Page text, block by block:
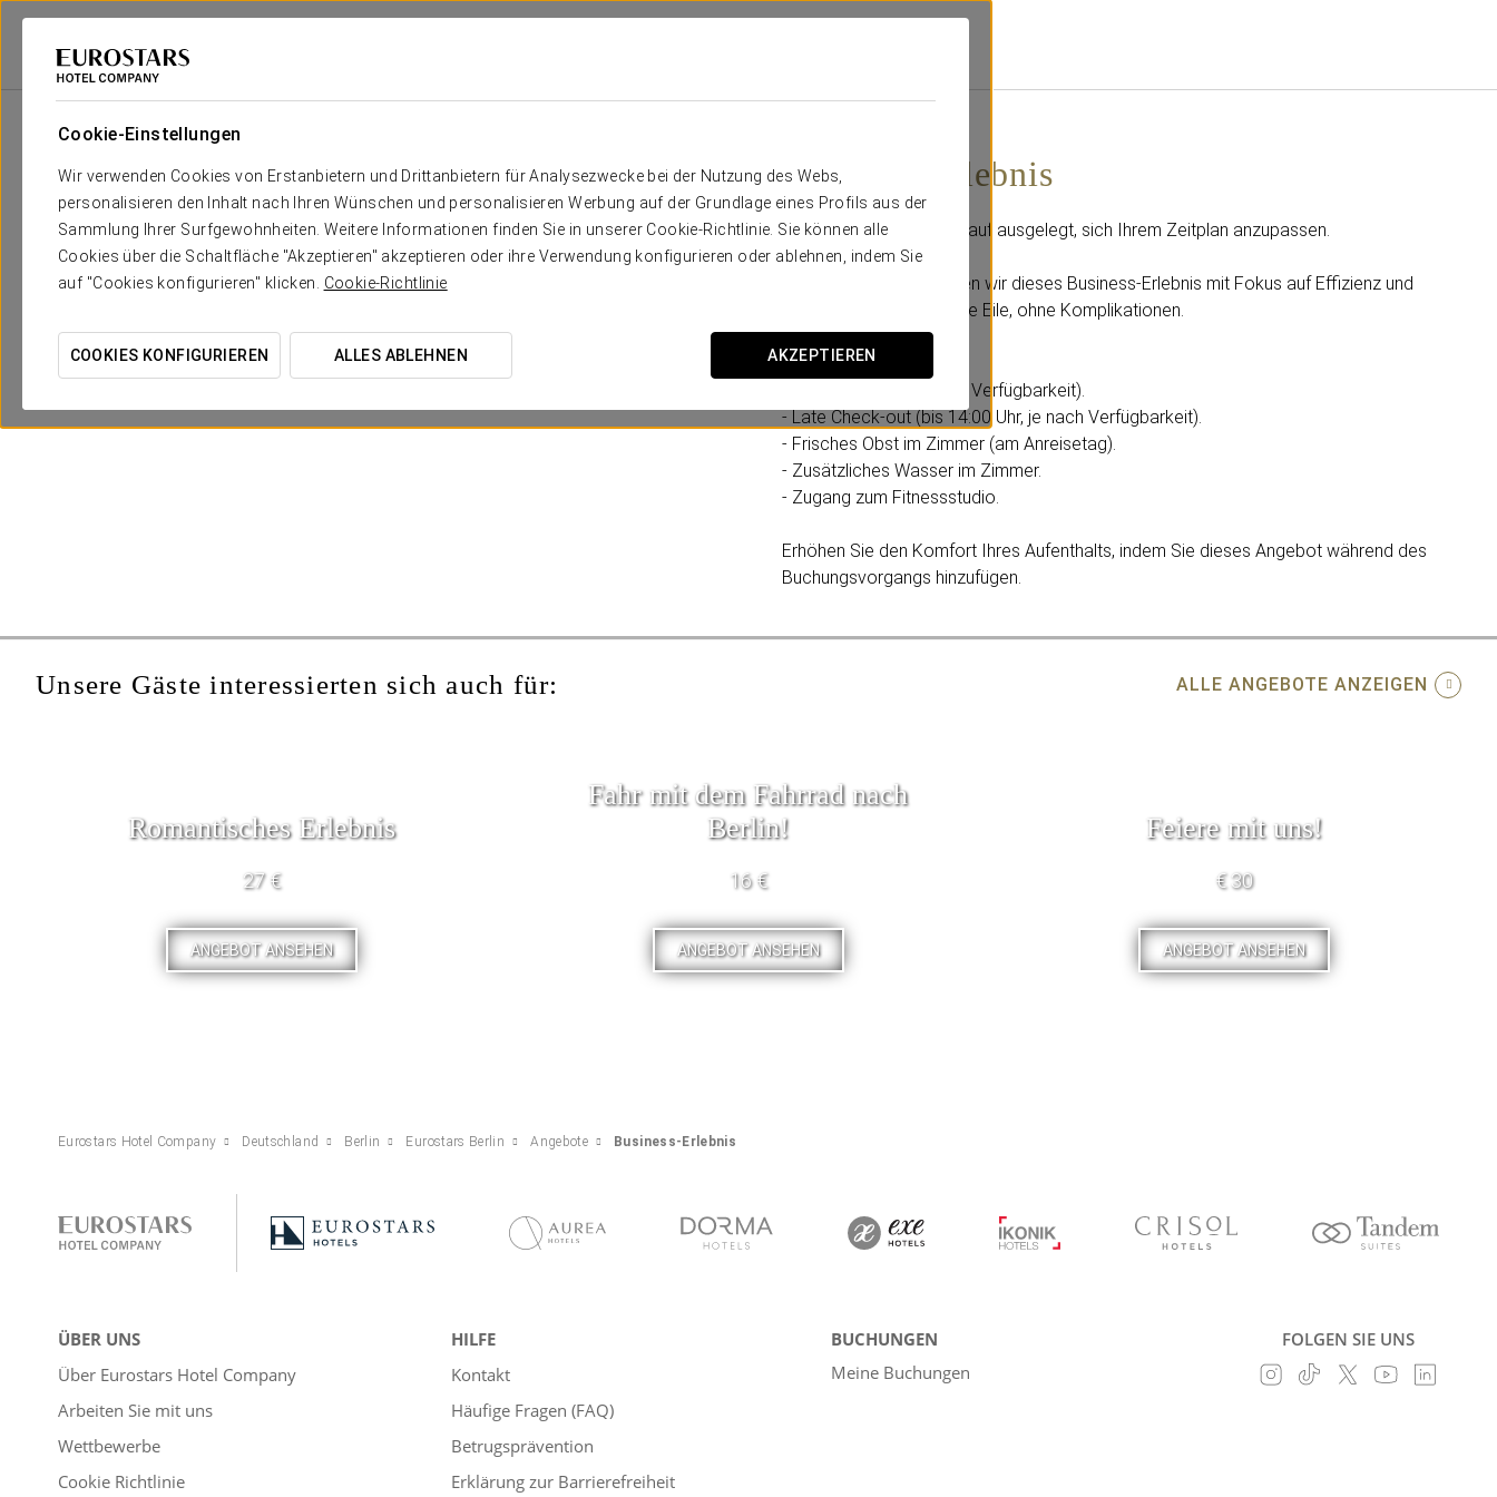
Cookie-Einstellungen
Wir verwenden Cookies von Erstanbietern und Drittanbietern für Analysezwecke bei der Nutzung des Webs,
personalisieren den Inhalt nach Ihren Wünschen und personalisieren Werbung auf der Grundlage eines Profils aus der
Sammlung Ihrer Surfgewohnheiten. Weitere Informationen finden Sie in unserer Cookie-Richtlinie. Sie können alle
Cookies über die Schaltfläche "Akzeptieren" akzeptieren oder ihre Verwendung konfigurieren oder ablehnen, indem Sie
auf "Cookies konfigurieren" klicken. Cookie-Richtlinie
COOKIES KONFIGURIEREN ALLES ABLEHNEN AKZEPTIEREN
Eurostars Hotel Company
Business-Erlebnis
Flexible Zeiten, alles darauf ausgelegt, sich Ihrem Zeitplan anzupassen.
Im Eurostars Berlin haben wir dieses Business-Erlebnis mit Fokus auf Effizienz und
Komfort entwickelt. Ohne Eile, ohne Komplikationen.
Inklusive:
- Early Check-in (je nach Verfügbarkeit).
- Late Check-out (bis 14:00 Uhr, je nach Verfügbarkeit).
- Frisches Obst im Zimmer (am Anreisetag).
- Zusätzliches Wasser im Zimmer.
- Zugang zum Fitnessstudio.
Erhöhen Sie den Komfort Ihres Aufenthalts, indem Sie dieses Angebot während des
Buchungsvorgangs hinzufügen.
Unsere Gäste interessierten sich auch für: ALLE ANGEBOTE ANZEIGEN
Romantisches Erlebnis
27 €
ANGEBOT ANSEHEN
Fahr mit dem Fahrrad nach
Berlin!
16 €
ANGEBOT ANSEHEN
Feiere mit uns!
€ 30
ANGEBOT ANSEHEN
Eurostars Hotel Company Deutschland Berlin Eurostars Berlin Angebote Business-Erlebnis
ÜBER UNS
Über Eurostars Hotel Company
Arbeiten Sie mit uns
Wettbewerbe
Cookie Richtlinie
HILFE
Kontakt
Häufige Fragen (FAQ)
Betrugsprävention
Erklärung zur Barrierefreiheit
BUCHUNGEN
Meine Buchungen
FOLGEN SIE UNS